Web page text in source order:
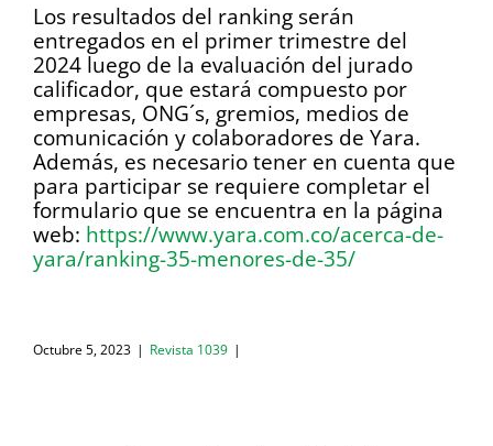
Los resultados del ranking serán
entregados en el primer trimestre del
2024 luego de la evaluación del jurado
calificador, que estará compuesto por
empresas, ONG´s, gremios, medios de
comunicación y colaboradores de Yara.
Además, es necesario tener en cuenta que
para participar se requiere completar el
formulario que se encuentra en la página
web: https://www.yara.com.co/acerca-de-
yara/ranking-35-menores-de-35/
Octubre 5, 2023 | Revista 1039 |